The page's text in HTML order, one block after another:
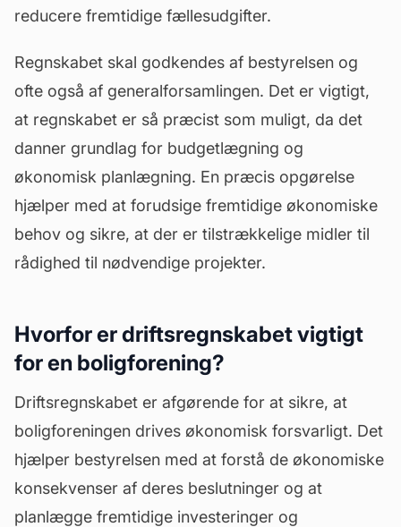
reducere fremtidige fællesudgifter.
Regnskabet skal godkendes af bestyrelsen og
ofte også af generalforsamlingen. Det er vigtigt,
at regnskabet er så præcist som muligt, da det
danner grundlag for budgetlægning og
økonomisk planlægning. En præcis opgørelse
hjælper med at forudsige fremtidige økonomiske
behov og sikre, at der er tilstrækkelige midler til
rådighed til nødvendige projekter.
Hvorfor er driftsregnskabet vigtigt
for en boligforening?
Driftsregnskabet er afgørende for at sikre, at
boligforeningen drives økonomisk forsvarligt. Det
hjælper bestyrelsen med at forstå de økonomiske
konsekvenser af deres beslutninger og at
planlægge fremtidige investeringer og